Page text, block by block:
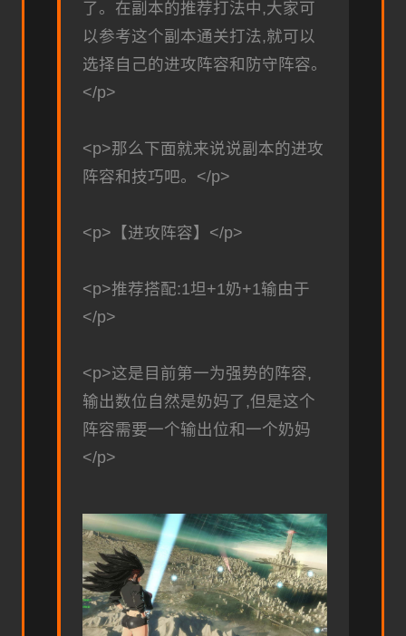
了。在副本的推荐打法中,大家可
以参考这个副本通关打法,就可以
选择自己的进攻阵容和防守阵容。
</p>
<p>那么下面就来说说副本的进攻
阵容和技巧吧。</p>
<p>【进攻阵容】</p>
<p>推荐搭配:1坦+1奶+1输由于
</p>
<p>这是目前第一为强势的阵容,
输出数位自然是奶妈了,但是这个
阵容需要一个输出位和一个奶妈
</p>